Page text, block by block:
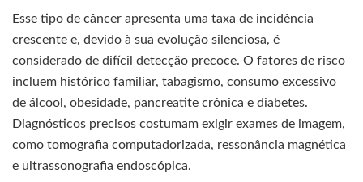
Esse tipo de câncer apresenta uma taxa de incidência
crescente e, devido à sua evolução silenciosa, é
considerado de difícil detecção precoce. O fatores de risco
incluem histórico familiar, tabagismo, consumo excessivo
de álcool, obesidade, pancreatite crônica e diabetes.
Diagnósticos precisos costumam exigir exames de imagem,
como tomografia computadorizada, ressonância magnética
e ultrassonografia endoscópica.